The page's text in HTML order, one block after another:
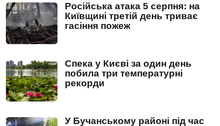
Російська атака 5 серпня: на
Київщині третій день триває
гасіння пожеж
Спека у Києві за один день
побила три температурні
рекорди
У Бучанському районі під час